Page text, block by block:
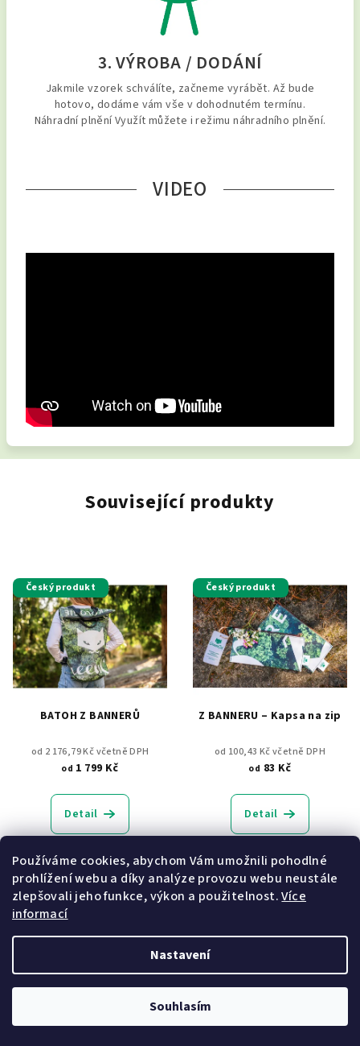
Používáme cookies, abychom Vám umožnili pohodlné
prohlížení webu a díky analýze provozu webu neustále
zlepšovali jeho funkce, výkon a použitelnost.Více
informací
Nastavení
Souhlasím
3. VÝROBA / DODÁNÍ
Jakmile vzorek schválíte, začneme vyrábět. Až bude
hotovo, dodáme vám vše v dohodnutém termínu.
Náhradní plnění Využít můžete i režimu náhradního plnění.
VIDEO
Související produkty
Český produkt
BATOH Z BANNERŮ
od 2 176,79 Kč včetně DPH
od 1 799 Kč
Detail
Byl jednou jeden nepoužívaný
banner, který se rozhodl, že
neskončí jako odpad. Místo
toho se stal upcyklovaným
batohem! A Vy...
Český produkt
Z BANNERU – Kapsa na zip
od 100,43 Kč včetně DPH
od 83 Kč
Detail
Pastelky a tužky, hygienické
potřeby, nebo třeba pamlsky
pro psa pohodlně uložíte do
této kapsy na zip. Penál dává
poutačům.